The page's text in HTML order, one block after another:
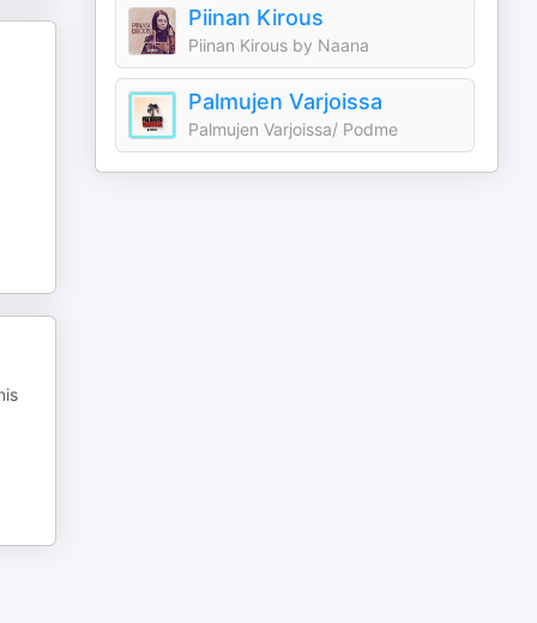
Piinan Kirous
Piinan Kirous by Naana
Palmujen Varjoissa
Palmujen Varjoissa/ Podme